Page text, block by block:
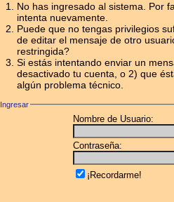
No has ingresado al sistema. Por
intenta nuevamente.
Puede que no tengas privilegios
de editar el mensaje de otro
restringida?
Si estás intentando enviar un
desactivado tu cuenta, o 2) que
algún problema técnico.
Ingresar
Nombre de Usuario:
Contraseña:
¡Recordarme!